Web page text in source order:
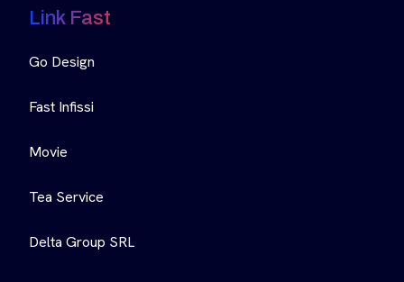
Link Fast
Go Design
Fast Infissi
Movie
Tea Service
Delta Group SRL